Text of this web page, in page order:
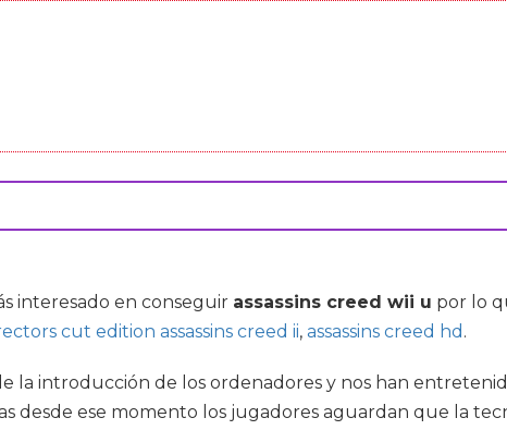
interesado en conseguir assassins creed wii u por lo
cut edition assassins creed ii, assassins creed hd .
la introducción de los ordenadores y nos han
desde ese momento los jugadores aguardan que la